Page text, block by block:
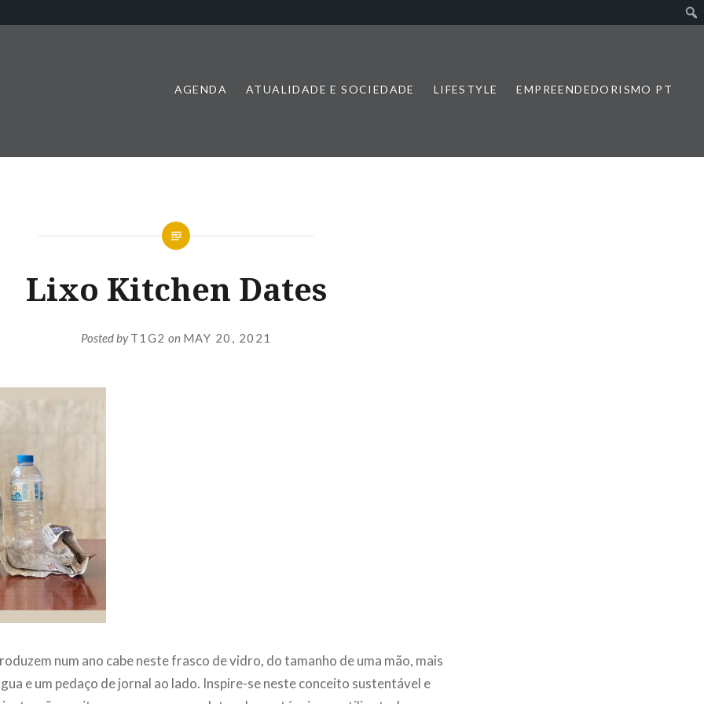
AGENDA ATUALIDADE E SOCIEDADE LIFESTYLE EMPREENDEDORISMO PT
Lixo Kitchen Dates
Posted byT1G2 on MAY 20, 2021
num ano cabe neste frasco de vidro, do tamanho de uma mão, mais
e um pedaço de jornal ao lado. Inspire-se neste conceito sustentável e